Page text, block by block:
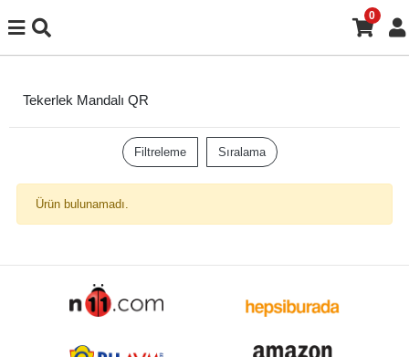
0
Tekerlek Mandalı QR
Filtreleme Sıralama
Ürün bulunamadı.